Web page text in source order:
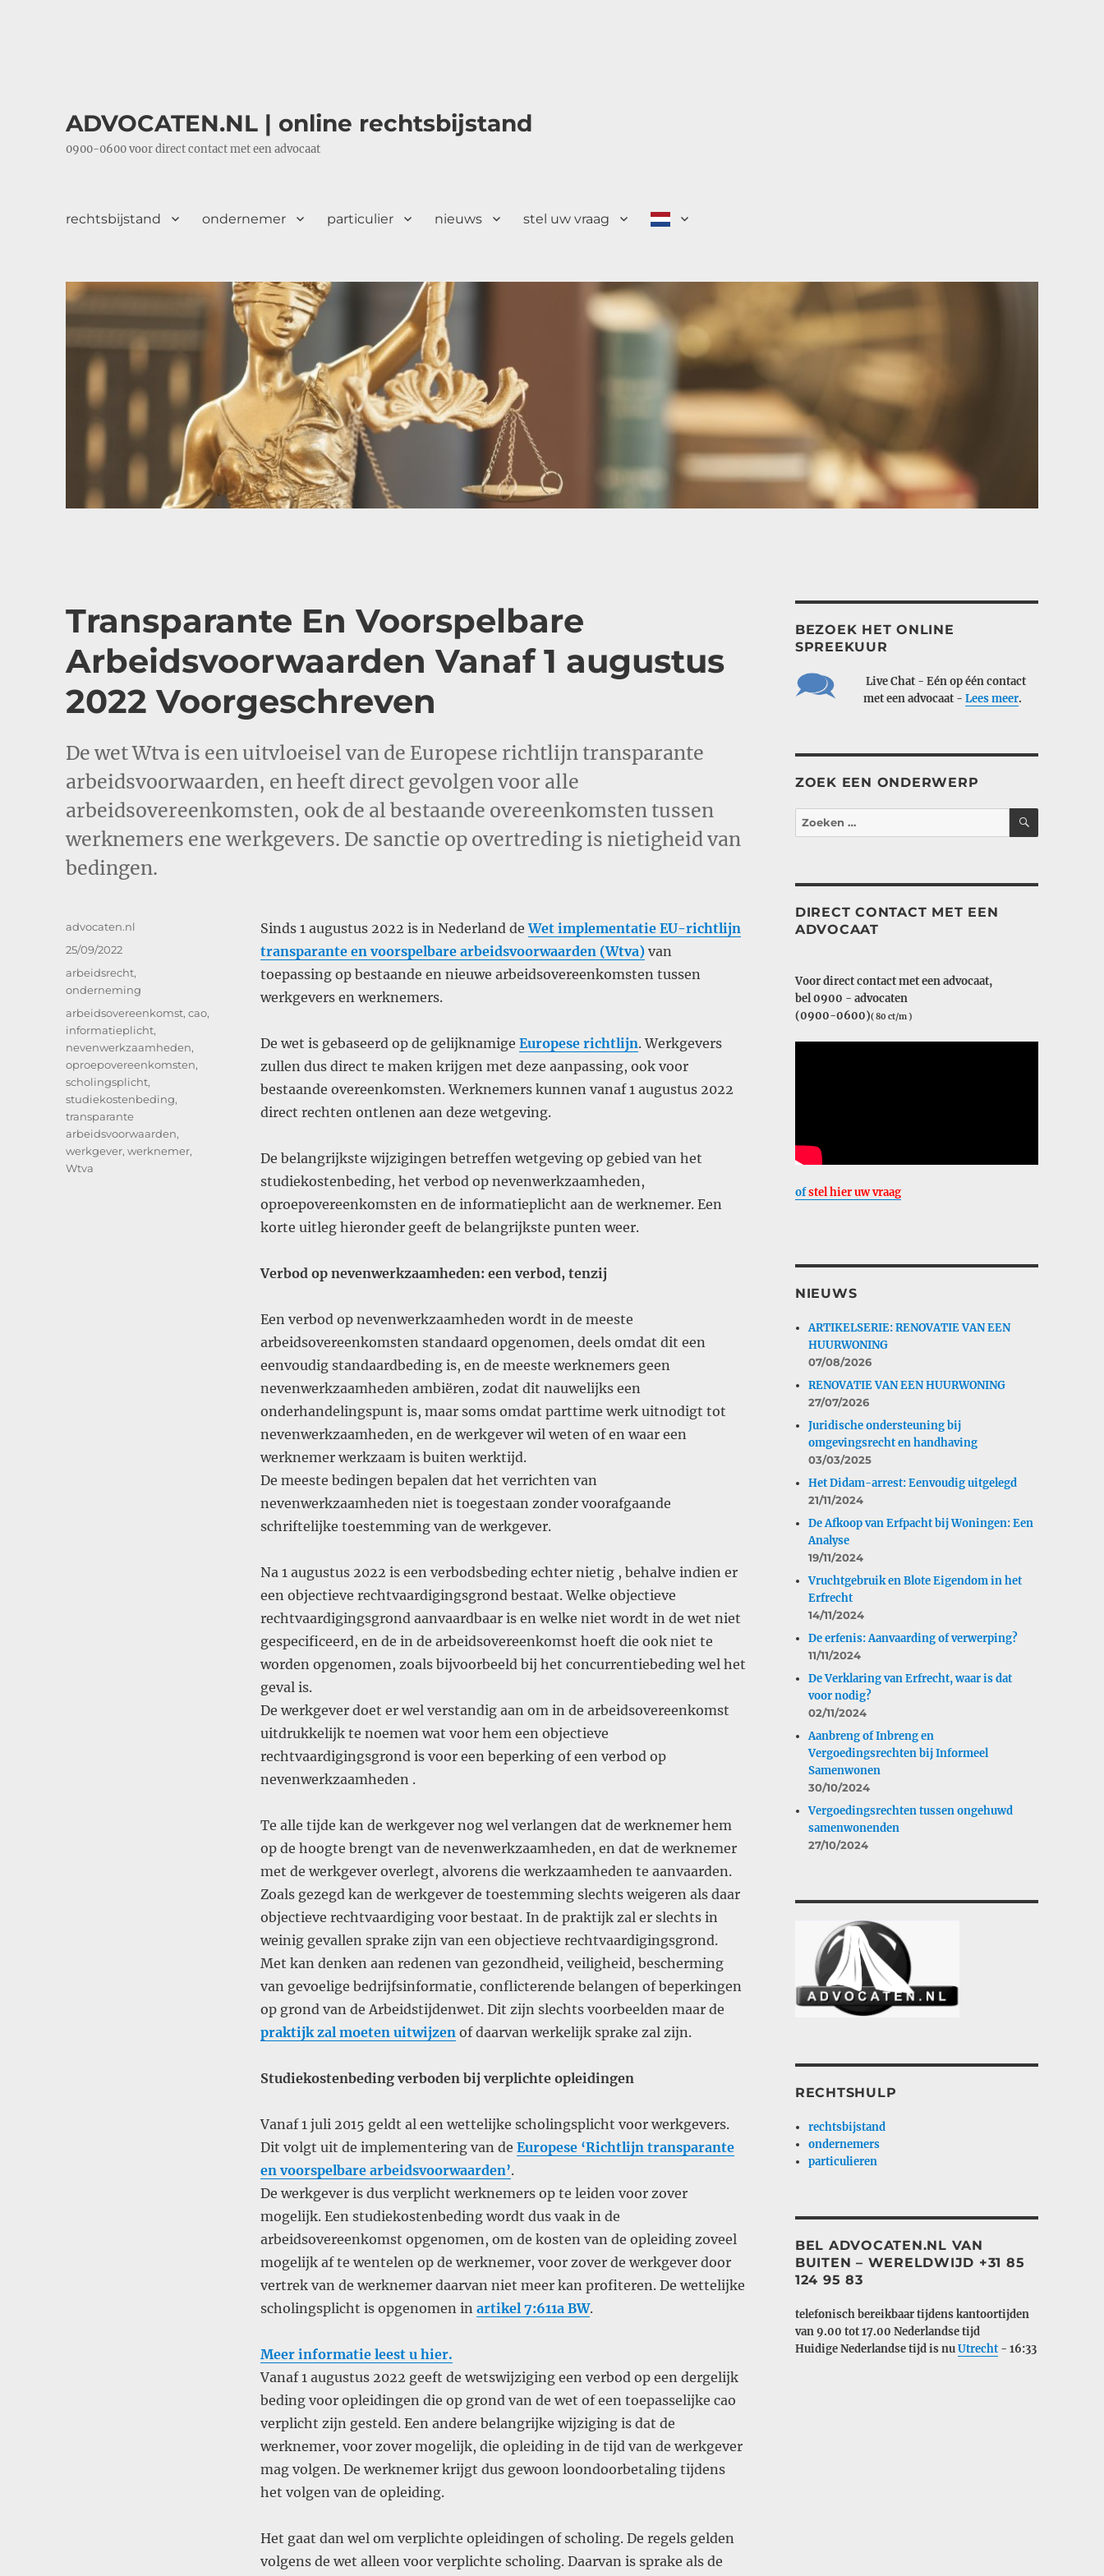
ADVOCATEN.NL | online rechtsbijstand
0900-0600 voor direct contact met een advocaat
rechtsbijstand ondernemer particulier nieuws stel uw vraag
Transparante En Voorspelbare
Arbeidsvoorwaarden Vanaf 1 augustus
2022 Voorgeschreven
De wet Wtva is een uitvloeisel van de Europese richtlijn transparante
arbeidsvoorwaarden, en heeft direct gevolgen voor alle
arbeidsovereenkomsten, ook de al bestaande overeenkomsten tussen
werknemers ene werkgevers. De sanctie op overtreding is nietigheid van
bedingen.
Sinds 1 augustus 2022 is in Nederland deWet implementatie EU-richtlijn
transparante en voorspelbare arbeidsvoorwaarden (Wtva)van
toepassing op bestaande en nieuwe arbeidsovereenkomsten tussen
werkgevers en werknemers.
De wet is gebaseerd op de gelijknamige Europese richtlijn. Werkgevers
zullen dus direct te maken krijgen met deze aanpassing, ook voor
bestaande overeenkomsten. Werknemers kunnen vanaf 1 augustus 2022
direct rechten ontlenen aan deze wetgeving.
De belangrijkste wijzigingen betreffen wetgeving op gebied van het
studiekostenbeding, het verbod op nevenwerkzaamheden,
oproepovereenkomsten en de informatieplicht aan de werknemer. Een
korte uitleg hieronder geeft de belangrijkste punten weer.
Verbod op nevenwerkzaamheden: een verbod, tenzij
Een verbod op nevenwerkzaamheden wordt in de meeste
arbeidsovereenkomsten standaard opgenomen, deels omdat dit een
eenvoudig standaardbeding is, en de meeste werknemers geen
nevenwerkzaamheden ambiëren, zodat dit nauwelijks een
onderhandelingspunt is, maar soms omdat parttime werk uitnodigt tot
nevenwerkzaamheden, en de werkgever wil weten of en waar een
werknemer werkzaam is buiten werktijd.
De meeste bedingen bepalen dat het verrichten van
nevenwerkzaamheden niet is toegestaan zonder voorafgaande
schriftelijke toestemming van de werkgever.
Na 1 augustus 2022 is een verbodsbeding echter nietig , behalve indien er
een objectieve rechtvaardigingsgrond bestaat. Welke objectieve
rechtvaardigingsgrond aanvaardbaar is en welke niet wordt in de wet niet
gespecificeerd, en de in de arbeidsovereenkomst hoeft die ook niet te
worden opgenomen, zoals bijvoorbeeld bij het concurrentiebeding wel het
geval is.
De werkgever doet er wel verstandig aan om in de arbeidsovereenkomst
uitdrukkelijk te noemen wat voor hem een objectieve
rechtvaardigingsgrond is voor een beperking of een verbod op
nevenwerkzaamheden .
Te alle tijde kan de werkgever nog wel verlangen dat de werknemer hem
op de hoogte brengt van de nevenwerkzaamheden, en dat de werknemer
met de werkgever overlegt, alvorens die werkzaamheden te aanvaarden.
Zoals gezegd kan de werkgever de toestemming slechts weigeren als daar
objectieve rechtvaardiging voor bestaat. In de praktijk zal er slechts in
weinig gevallen sprake zijn van een objectieve rechtvaardigingsgrond.
Met kan denken aan redenen van gezondheid, veiligheid, bescherming
van gevoelige bedrijfsinformatie, conflicterende belangen of beperkingen
op grond van de Arbeidstijdenwet. Dit zijn slechts voorbeelden maar de
praktijk zal moeten uitwijzenof daarvan werkelijk sprake zal zijn.
Studiekostenbeding verboden bij verplichte opleidingen
Vanaf 1 juli 2015 geldt al een wettelijke scholingsplicht voor werkgevers.
Dit volgt uit de implementering van de Europese ‘Richtlijn transparante
en voorspelbare arbeidsvoorwaarden’.
De werkgever is dus verplicht werknemers op te leiden voor zover
mogelijk. Een studiekostenbeding wordt dus vaak in de
arbeidsovereenkomst opgenomen, om de kosten van de opleiding zoveel
mogelijk af te wentelen op de werknemer, voor zover de werkgever door
vertrek van de werknemer daarvan niet meer kan profiteren. De wettelijke
scholingsplicht is opgenomen in artikel 7:611a BW.
Meer informatie leest u hier.
Vanaf 1 augustus 2022 geeft de wetswijziging een verbod op een dergelijk
beding voor opleidingen die op grond van de wet of een toepasselijke cao
verplicht zijn gesteld. Een andere belangrijke wijziging is dat de
werknemer, voor zover mogelijk, die opleiding in de tijd van de werkgever
mag volgen. De werknemer krijgt dus gewoon loondoorbetaling tijdens
het volgen van de opleiding.
Het gaat dan wel om verplichte opleidingen of scholing. De regels gelden
volgens de wet alleen voor verplichte scholing. Daarvan is sprake als de
Auteur
advocaten.nl
Geplaatst
op
25/09/2022
Categorieën
arbeidsrecht,
onderneming
Tags
arbeidsovereenkomst,cao,
informatieplicht,
nevenwerkzaamheden,
oproepovereenkomsten,
scholingsplicht,
studiekostenbeding,
transparante
arbeidsvoorwaarden,
werkgever,werknemer,
Wtva
BEZOEK HET ONLINE
SPREEKUUR
Live Chat - Eén op één contact
met een advocaat - Lees meer.
ZOEK EEN ONDERWERP
Zoeken
naar:
ZOEKEN
DIRECT CONTACT MET EEN
ADVOCAAT
Voor direct contact met een advocaat,
bel 0900 - advocaten
(0900-0600)( 80 ct/m )
ofstel hier uw vraag
NIEUWS
ARTIKELSERIE: RENOVATIE VAN EEN
HUURWONING
07/08/2026
RENOVATIE VAN EEN HUURWONING
27/07/2026
Juridische ondersteuning bij
omgevingsrecht en handhaving
03/03/2025
Het Didam-arrest: Eenvoudig uitgelegd
21/11/2024
De Afkoop van Erfpacht bij Woningen: Een
Analyse
19/11/2024
Vruchtgebruik en Blote Eigendom in het
Erfrecht
14/11/2024
De erfenis: Aanvaarding of verwerping?
11/11/2024
De Verklaring van Erfrecht, waar is dat
voor nodig?
02/11/2024
Aanbreng of Inbreng en
Vergoedingsrechten bij Informeel
Samenwonen
30/10/2024
Vergoedingsrechten tussen ongehuwd
samenwonenden
27/10/2024
RECHTSHULP
rechtsbijstand
ondernemers
particulieren
BEL ADVOCATEN.NL VAN
BUITEN – WERELDWIJD +31 85
124 95 83
telefonisch bereikbaar tijdens kantoortijden
van 9.00 tot 17.00 Nederlandse tijd
Huidige Nederlandse tijd is nuUtrecht- 16:33